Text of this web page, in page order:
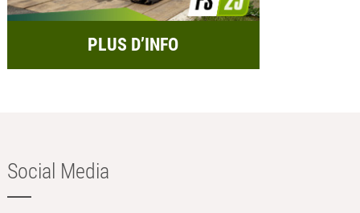
PLUS D’INFO
Social Media